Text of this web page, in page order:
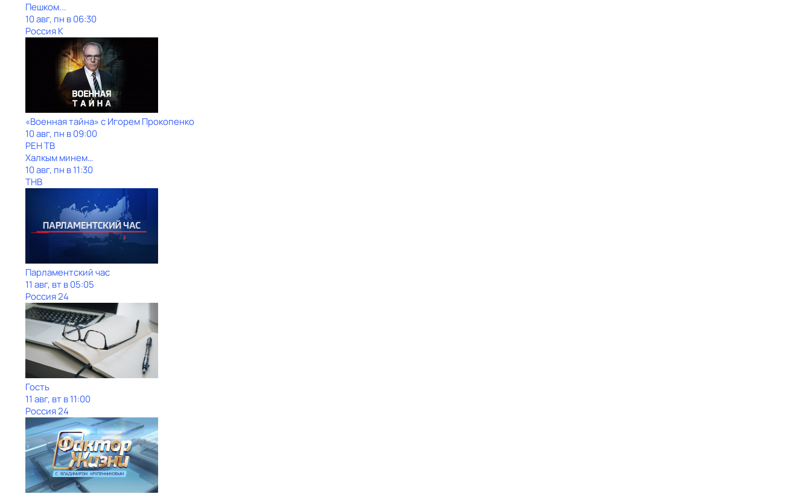
Пешком...
10 авг, пн в 06:30
Россия К
«Военная тайна» с Игорем Прокопенко
10 авг, пн в 09:00
РЕН ТВ
Халкым минем…
10 авг, пн в 11:30
ТНВ
Парламентский час
11 авг, вт в 05:05
Россия 24
Гость
11 авг, вт в 11:00
Россия 24